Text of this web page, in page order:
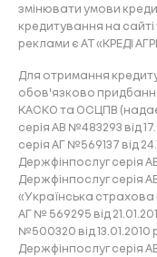
змінювати умови
кредитування на
реклами є АТ «КРЕДІ
Для отримання
обов'язково
КАСКО та ОСЦПВ (надає
серія АВ №483293 від
серія АГ №569137 від
Держфінпослуг серія
Держфінпослуг серія
«Українська страхова
АГ № 569295 від
№500320 від 13.01.2010
Держфінпослуг серія